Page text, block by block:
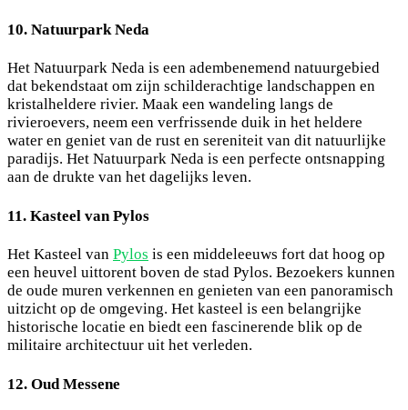
10. Natuurpark Neda
Het Natuurpark Neda is een adembenemend natuurgebied
dat bekendstaat om zijn schilderachtige landschappen en
kristalheldere rivier. Maak een wandeling langs de
rivieroevers, neem een verfrissende duik in het heldere
water en geniet van de rust en sereniteit van dit natuurlijke
paradijs. Het Natuurpark Neda is een perfecte ontsnapping
aan de drukte van het dagelijks leven.
11. Kasteel van Pylos
Het Kasteel van Pylos is een middeleeuws fort dat hoog op
een heuvel uittorent boven de stad Pylos. Bezoekers kunnen
de oude muren verkennen en genieten van een panoramisch
uitzicht op de omgeving. Het kasteel is een belangrijke
historische locatie en biedt een fascinerende blik op de
militaire architectuur uit het verleden.
12. Oud Messene